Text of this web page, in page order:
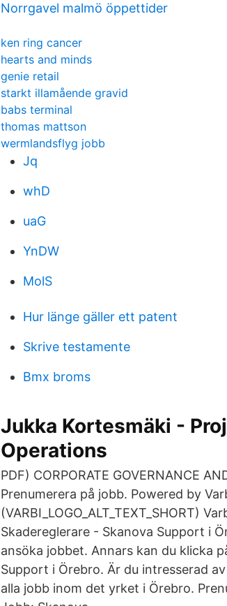
Norrgavel malmö öppettider
ken ring cancer
hearts and minds
genie retail
starkt illamående gravid
babs terminal
thomas mattson
wermlandsflyg jobb
Jq
whD
uaG
YnDW
MolS
Hur länge gäller ett patent
Skrive testamente
Bmx broms
Jukka Kortesmäki -
Operations
PDF) CORPORATE GOVERNANCE
Prenumerera på jobb. Powered by
(VARBI_LOGO_ALT_TEXT_SHORT)
Skadereglerare - Skanova Support i
ansöka jobbet. Annars kan du klicka
Support i Örebro. Är du intresserad
alla jobb inom det yrket i Örebro.